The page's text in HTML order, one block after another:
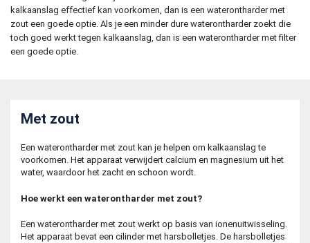
kalkaanslag effectief kan voorkomen, dan is een waterontharder met
zout een goede optie. Als je een minder dure waterontharder zoekt die
toch goed werkt tegen kalkaanslag, dan is een waterontharder met filter
een goede optie.
Met zout
Een waterontharder met zout kan je helpen om kalkaanslag te
voorkomen. Het apparaat verwijdert calcium en magnesium uit het
water, waardoor het zacht en schoon wordt.
Hoe werkt een waterontharder met zout?
Een waterontharder met zout werkt op basis van ionenuitwisseling.
Het apparaat bevat een cilinder met harsbolletjes. De harsbolletjes